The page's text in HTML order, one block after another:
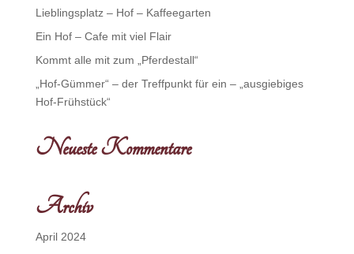
Lieblingsplatz – Hof – Kaffeegarten
Ein Hof – Cafe mit viel Flair
Kommt alle mit zum „Pferdestall“
„Hof-Gümmer“ – der Treffpunkt für ein – „ausgiebiges
Hof-Frühstück“
Neueste Kommentare
Archiv
April 2024